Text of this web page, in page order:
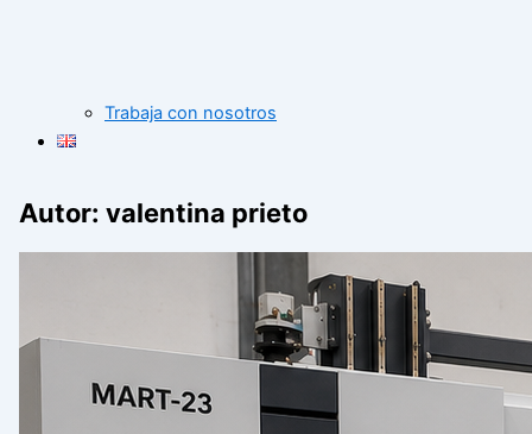
Trabaja con nosotros
Autor: valentina prieto